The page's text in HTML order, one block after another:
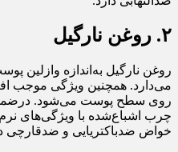
۲. روغن نارگیل
روغن نارگیل به‌اندازه
می‌دارد. همچنین ویژگی موجب
روی سطح پوست می‌شود. درضمن
چرب اشباع‌شده با ویژگی‌های
خواض ضدباکتریایی و ضدقارچی